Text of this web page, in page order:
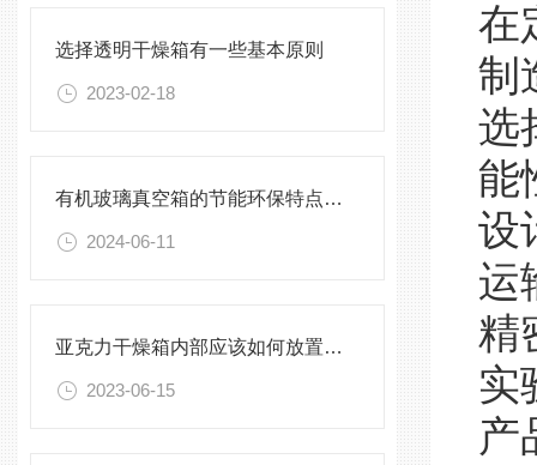
选择透明干燥箱有一些基本原则
2023-02-18
有机玻璃真空箱的节能环保特点及优势
2024-06-11
亚克力干燥箱内部应该如何放置被试样品？
2023-06-15
在
制
选
能
设
运
精
实
产